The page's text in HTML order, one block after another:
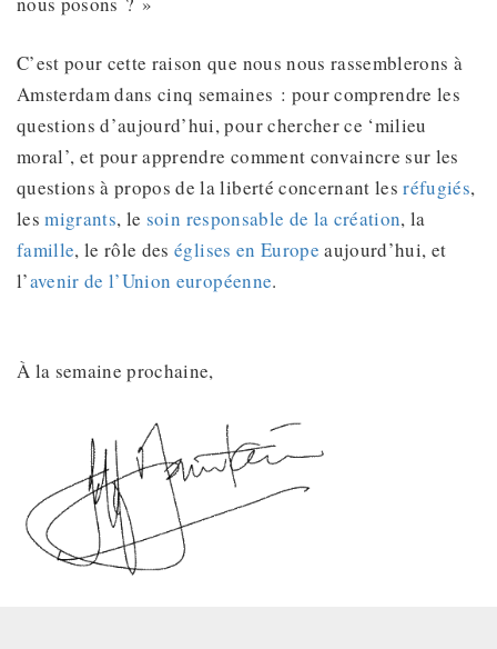
C’est pour cette raison que nous nous rassemblerons à
Amsterdam dans cinq semaines : pour comprendre les
questions d’aujourd’hui, pour chercher ce ‘milieu
moral’, et pour apprendre comment convaincre sur les
questions à propos de la liberté concernant lesréfugiés,
lesmigrants, le soin responsable de la création, la
famille, le rôle deséglises en Europe aujourd’hui, et
l’avenir de l’Union européenne.
À la semaine prochaine,